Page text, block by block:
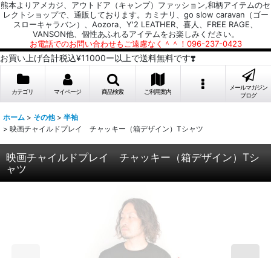
熊本よりアメカジ、アウトドア（キャンプ）ファッション,和柄アイテムのセ
レクトショップで、通販しております。カミナリ、go slow caravan（ゴー
スローキャラバン）、Aozora、Y'2 LEATHER、喜人、FREE RAGE、
VANSON他、個性あふれるアイテムをお楽しみください。
お電話でのお問い合わせもご遠慮なく＾＾！096-237-0423
お買い上げ合計税込¥11000ー以上で送料無料です❣️
カテゴリ マイページ 商品検索 ご利用案内
メールマガジン
ブログ
ホーム > その他 > 半袖
> 映画チャイルドプレイ チャッキー（箱デザイン）Tシャツ
映画チャイルドプレイ チャッキー（箱デザイン）Tシ
ャツ